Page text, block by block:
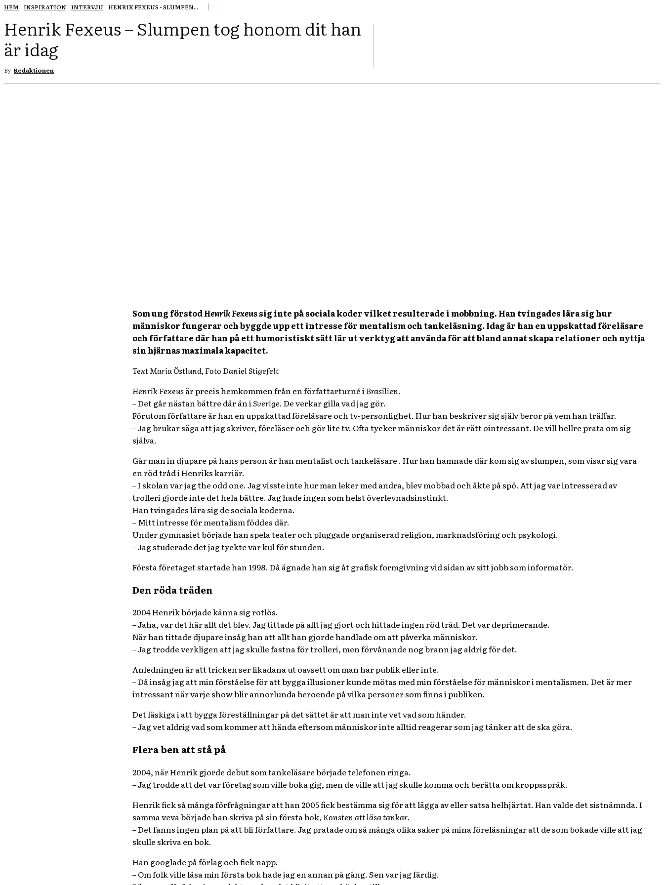
HEM INSPIRATION INTERVJU HENRIK FEXEUS - SLUMPEN...
Henrik Fexeus – Slumpen tog honom dit han
är idag
By Redaktionen
Som ung förstodHenrik Fexeussig inte på sociala koder vilket resulterade i mobbning. Han tvingades lära sig hur
människor fungerar och byggde upp ett intresse för mentalism och tankeläsning. Idag är han en uppskattad föreläsare
och författare där han på ett humoristiskt sätt lär ut verktyg att använda för att bland annat skapa relationer och nyttja
sin hjärnas maximala kapacitet.
Text Maria Östlund, Foto Daniel Stigefelt
Henrik Fexeusär precis hemkommen från en författarturné iBrasilien.
– Det går nästan bättre där än iSverige. De verkar gilla vad jag gör.
Förutom författare är han en uppskattad föreläsare och tv-personlighet. Hur han beskriver sig själv beror på vem han träffar.
– Jag brukar säga att jag skriver, föreläser och gör lite tv. Ofta tycker människor det är rätt ointressant. De vill hellre prata om sig
själva.
Går man in djupare på hans person är han mentalist och tankeläsare . Hur han hamnade där kom sig av slumpen, som visar sig vara
en röd tråd i Henriks karriär.
– I skolan var jag the odd one. Jag visste inte hur man leker med andra, blev mobbad och åkte på spö. Att jag var intresserad av
trolleri gjorde inte det hela bättre. Jag hade ingen som helst överlevnadsinstinkt.
Han tvingades lära sig de sociala koderna.
– Mitt intresse för mentalism föddes där.
Under gymnasiet började han spela teater och pluggade organiserad religion, marknadsföring och psykologi.
– Jag studerade det jag tyckte var kul för stunden.
Första företaget startade han 1998. Då ägnade han sig åt grafisk formgivning vid sidan av sitt jobb som informatör.
Den röda tråden
2004 Henrik började känna sig rotlös.
– Jaha, var det här allt det blev. Jag tittade på allt jag gjort och hittade ingen röd tråd. Det var deprimerande.
När han tittade djupare insåg han att allt han gjorde handlade om att påverka människor.
– Jag trodde verkligen att jag skulle fastna för trolleri, men förvånande nog brann jag aldrig för det.
Anledningen är att tricken ser likadana ut oavsett om man har publik eller inte.
– Då insåg jag att min förståelse för att bygga illusioner kunde mötas med min förståelse för människor i mentalismen. Det är mer
intressant när varje show blir annorlunda beroende på vilka personer som finns i publiken.
Det läskiga i att bygga föreställningar på det sättet är att man inte vet vad som händer.
– Jag vet aldrig vad som kommer att hända eftersom människor inte alltid reagerar som jag tänker att de ska göra.
Flera ben att stå på
2004, när Henrik gjorde debut som tankeläsare började telefonen ringa.
– Jag trodde att det var företag som ville boka gig, men de ville att jag skulle komma och berätta om kroppsspråk.
Henrik fick så många förfrågningar att han 2005 fick bestämma sig för att lägga av eller satsa helhjärtat. Han valde det sistnämnda. I
samma veva började han skriva på sin första bok,Konsten att läsa tankar.
– Det fanns ingen plan på att bli författare. Jag pratade om så många olika saker på mina föreläsningar att de som bokade ville att jag
skulle skriva en bok.
Han googlade på förlag och fick napp.
– Om folk ville läsa min första bok hade jag en annan på gång. Sen var jag färdig.